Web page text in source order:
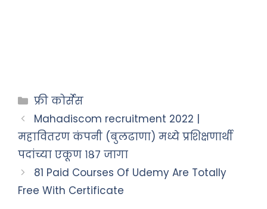
फ्री कोर्सेस
Mahadiscom recruitment 2022 |
महावितरण कंपनी (बुलढाणा) मध्ये प्रशिक्षणार्थी
पदांच्या एकूण १८७ जागा
81 Paid Courses Of Udemy Are Totally
Free With Certificate